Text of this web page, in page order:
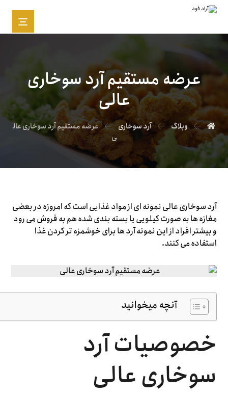
عرضه مستقیم آرد سوخاری
عالی
وبلاگ آرد سوخاری
عرضه مستقیم آرد سوخاری عال
ی
آرد سوخاری عالی نمونه ای از مواد غذایی است که امروزه در بعضی
مغازه ها به صورت کیلویی یا بسته بندی شده هم به فروش می رود
و بیشتر افراد از این نمونه آرد ها برای خوشمزه تر کردن غذا
استفاده می کنند.
آنچه میخوانید
خصوصیات آرد
سوخاری عالی